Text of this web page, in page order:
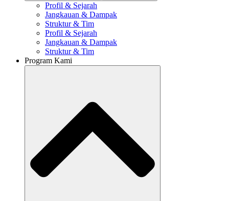
Profil & Sejarah
Jangkauan & Dampak
Struktur & Tim
Profil & Sejarah
Jangkauan & Dampak
Struktur & Tim
Program Kami